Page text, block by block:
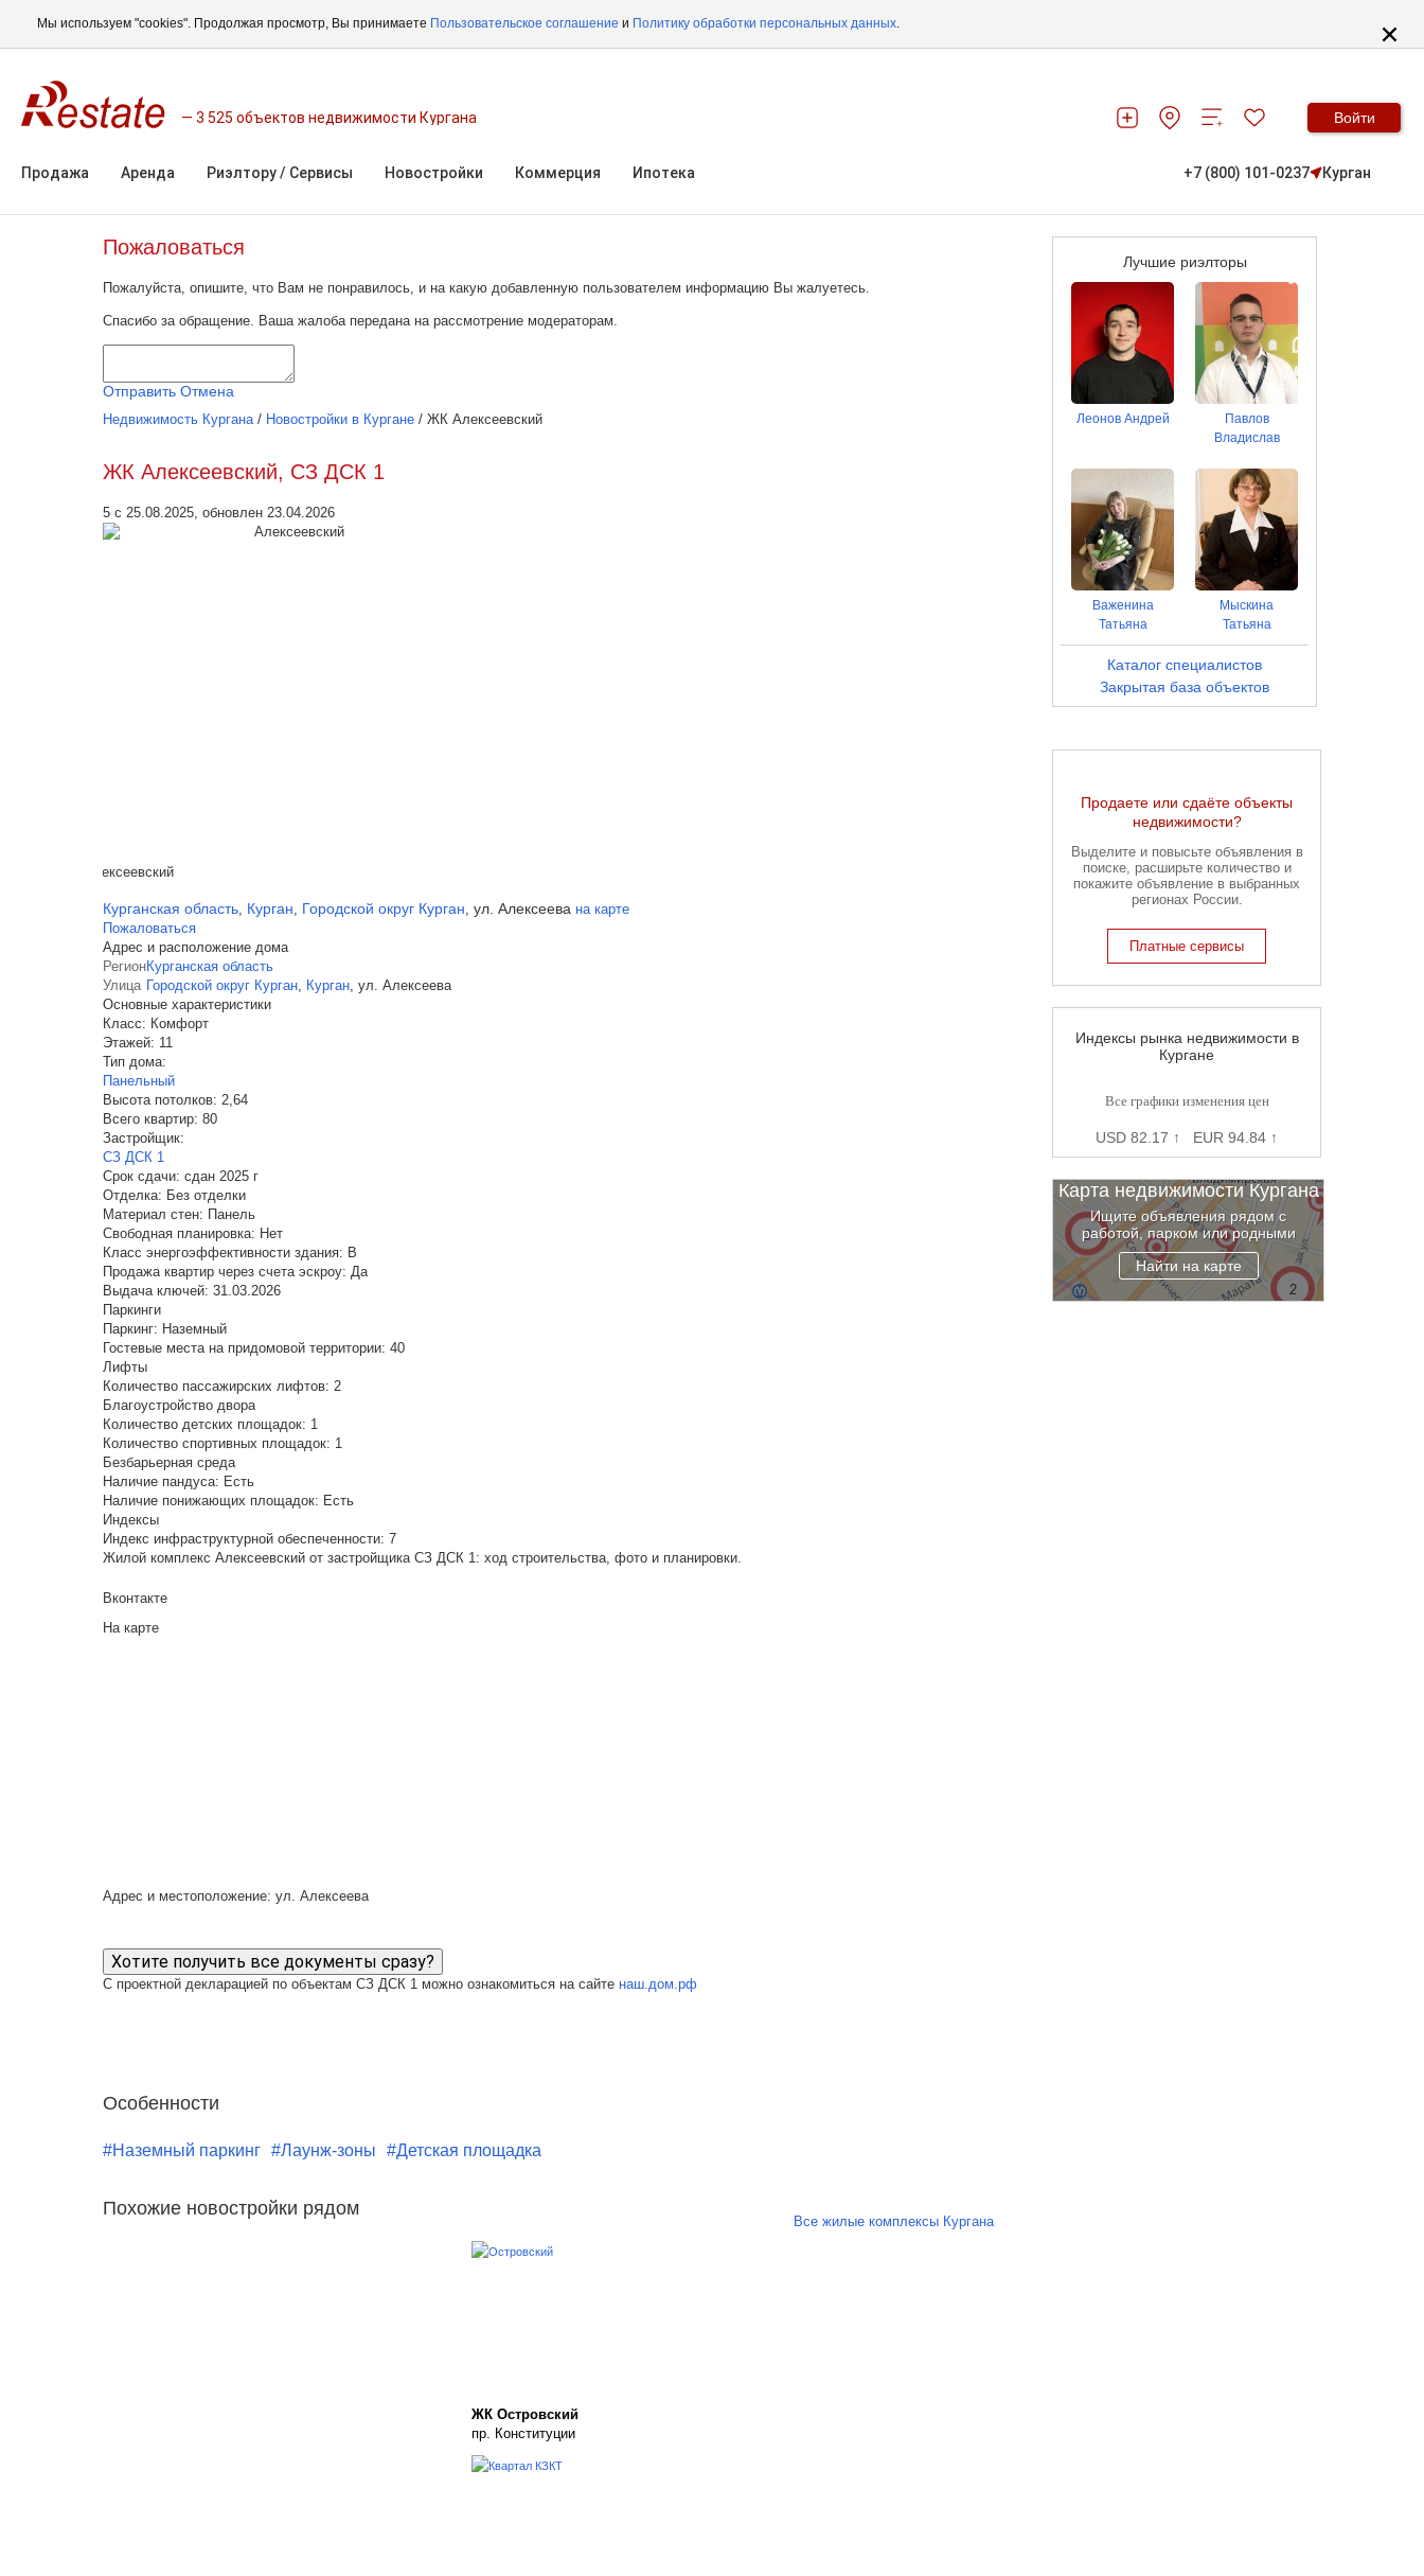
Мы используем "cookies". Продолжая просмотр, Вы принимаете Пользовательское соглашение и Политику обработки персональных данных.
3 525 объектов недвижимости Кургана Войти
Продажа Аренда Риэлтору / Сервисы Новостройки Коммерция Ипотека +7 (800) 101-0237 Курган
Пожаловаться
Пожалуйста, опишите, что Вам не понравилось, и на какую добавленную пользователем информацию Вы жалуетесь.
Спасибо за обращение. Ваша жалоба передана на рассмотрение модераторам.
Отправить Отмена
Недвижимость Кургана/ Новостройки в Кургане / ЖК Алексеевский
ЖК Алексеевский, СЗ ДСК 1
5 с 25.08.2025, обновлен 23.04.2026
Курганская область, Курган, Городской округ Курган, ул. Алексеева на карте
Пожаловаться
Адрес и расположение дома
РегионКурганская область
Улица Городской округ Курган, Курган, ул. Алексеева
Основные характеристики
Класс: Комфорт
Этажей: 11
Тип дома:
Панельный
Высота потолков: 2,64
Всего квартир: 80
Застройщик:
СЗ ДСК 1
Срок сдачи: сдан 2025 г
Отделка: Без отделки
Материал стен: Панель
Свободная планировка: Нет
Класс энергоэффективности здания: B
Продажа квартир через счета эскроу: Да
Выдача ключей: 31.03.2026
Паркинги
Паркинг: Наземный
Гостевые места на придомовой территории: 40
Лифты
Количество пассажирских лифтов: 2
Благоустройство двора
Количество детских площадок: 1
Количество спортивных площадок: 1
Безбарьерная среда
Наличие пандуса: Есть
Наличие понижающих площадок: Есть
Индексы
Индекс инфраструктурной обеспеченности: 7
Жилой комплекс Алексеевский от застройщика СЗ ДСК 1: ход строительства, фото и планировки.
Вконтакте
На карте
Адрес и местоположение: ул. Алексеева
Хотите получить все документы сразу?
С проектной декларацией по объектам СЗ ДСК 1 можно ознакомиться на сайте наш.дом.рф
Особенности
#Наземный паркинг #Лаунж-зоны #Детская площадка
Похожие новостройки рядом
Все жилые комплексы Кургана
ЖК Островский
пр. Конституции
Лучшие риэлторы
Леонов Андрей
Павлов
Владислав
Важенина
Татьяна
Мыскина
Татьяна
Каталог специалистов
Закрытая база объектов
Продаете или сдаёте объекты
недвижимости?
Выделите и повысьте объявления в
поиске, расширьте количество и
покажите объявление в выбранных
регионах России.
Платные сервисы
Индексы рынка недвижимости в
Кургане
Все графики изменения цен
USD 82.17 ↑ EUR 94.84 ↑
Карта недвижимости Кургана
Ищите объявления рядом с
работой, парком или родными
Найти на карте